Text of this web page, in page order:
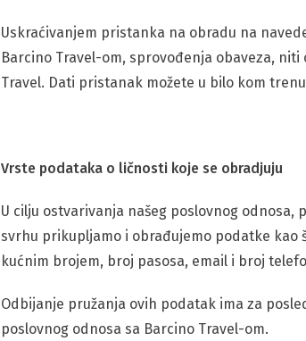
Uskraćivanjem pristanka na obradu na
Barcino Travel-om, sprovođenja obaveza,
Travel. Dati pristanak možete u bilo kom
Vrste podataka o ličnosti koje se obradjuju
U cilju ostvarivanja našeg poslovnog
svrhu prikupljamo i obrađujemo podatke kao
kućnim brojem, broj pasosa, email i broj
Odbijanje pružanja ovih podatak ima za
poslovnog odnosa sa Barcino Travel-om.